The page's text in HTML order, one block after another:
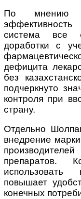
По мнению
система все
доработки с
дефицита
без
подчеркнуто
контроля при
страну.
Отдельно
внедрение
препаратов.
использовать
повышает
конечных